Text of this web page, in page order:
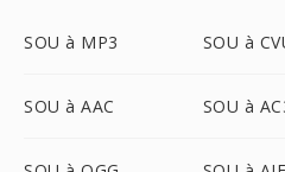
SOU à MP3 SOU à
SOU à AAC SOU à